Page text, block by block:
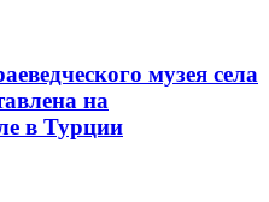
музея села
на
в Турции